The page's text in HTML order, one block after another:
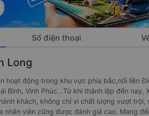
Số điện thoại
Long
hoạt động trong khu vực phía bắc,nối liền
Bình, Vình Phúc...Từ khi thành lập đến nay,
khách, không chỉ vì chất lượng vượt trội,
nhân viên cũng được đánh giá cao. Mang